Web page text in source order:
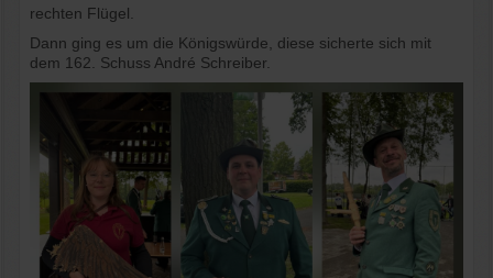
rechten Flügel.
Dann ging es um die Königswürde, diese sicherte sich mit
dem 162. Schuss André Schreiber.